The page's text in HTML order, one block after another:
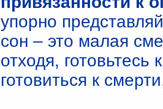
упорно
сон – это малая
отходя, готовьтесь
готовиться к